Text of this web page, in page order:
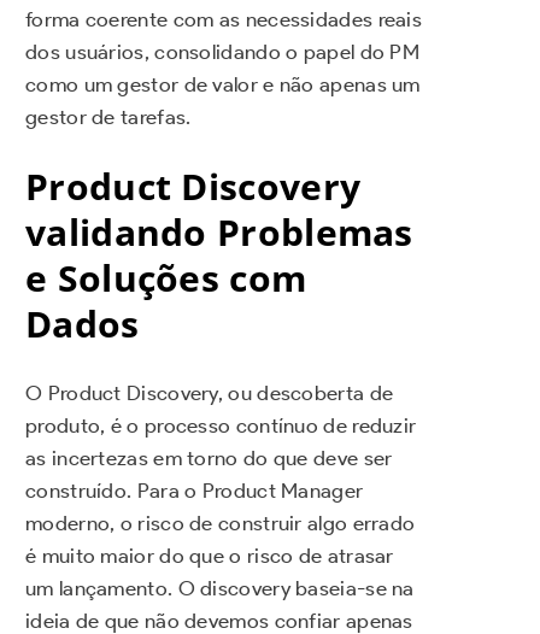
forma coerente com as necessidades reais
dos usuários, consolidando o papel do PM
como um gestor de valor e não apenas um
gestor de tarefas.
Product Discovery
validando Problemas
e Soluções com
Dados
O Product Discovery, ou descoberta de
produto, é o processo contínuo de reduzir
as incertezas em torno do que deve ser
construído. Para o Product Manager
moderno, o risco de construir algo errado
é muito maior do que o risco de atrasar
um lançamento. O discovery baseia-se na
ideia de que não devemos confiar apenas